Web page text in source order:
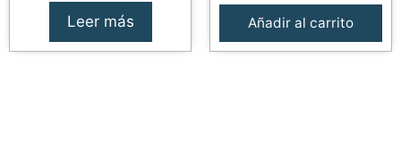
Leer más Añadir al carrito